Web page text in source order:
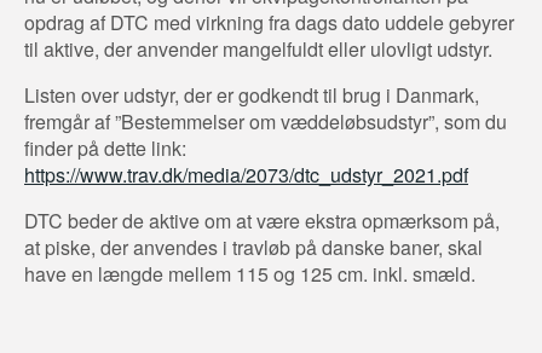
opdrag af DTC med virkning fra dags dato uddele gebyrer
til aktive, der anvender mangelfuldt eller ulovligt udstyr.
Listen over udstyr, der er godkendt til brug i Danmark,
fremgår af ”Bestemmelser om væddeløbsudstyr”, som du
finder på dette link:
https://www.trav.dk/media/2073/dtc_udstyr_2021.pdf
DTC beder de aktive om at være ekstra opmærksom på,
at piske, der anvendes i travløb på danske baner, skal
have en længde mellem 115 og 125 cm. inkl. smæld.